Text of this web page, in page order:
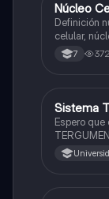
Biologia
Núcleo
Definición núcleo
celular,
Interfase
7 372
Biologia
Sistema
Espero